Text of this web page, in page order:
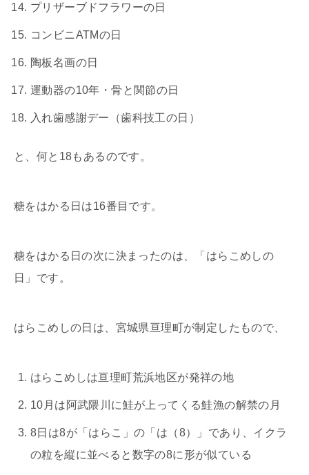
プリザーブドフラワーの日
コンビニATMの日
陶板名画の日
運動器の10年・骨と関節の日
入れ歯感謝デー（歯科技工の日）
と、何と18もあるのです。
糖をはかる日は16番目です。
糖をはかる日の次に決まったのは、「はらこめしの
日」です。
はらこめしの日は、宮城県亘理町が制定したもので、
はらこめしは亘理町荒浜地区が発祥の地
10月は阿武隈川に鮭が上ってくる鮭漁の解禁の月
8日は8が「はらこ」の「は（8）」であり、イクラ
の粒を縦に並べると数字の8に形が似ている